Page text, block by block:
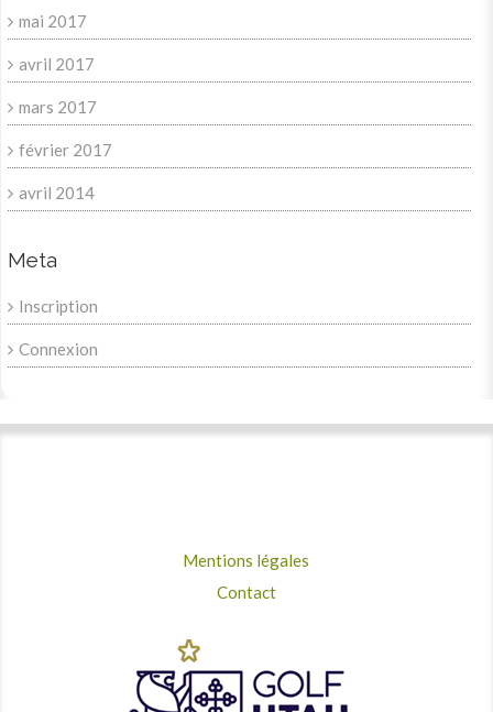
mai 2017
avril 2017
mars 2017
février 2017
avril 2014
Meta
Inscription
Connexion
Mentions légales
Contact